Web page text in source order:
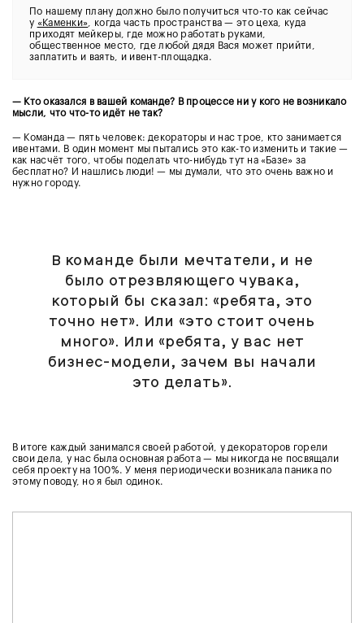
По нашему плану должно было получиться что-то как сейчас
у «Каменки»
, когда часть пространства — это цеха, куда
приходят мейкеры, где можно работать руками,
общественное место, где любой дядя Вася может прийти,
заплатить и ваять, и ивент-площадка.
— Кто оказался в вашей команде? В процессе ни у кого не возникало
мысли, что что-то идёт не так?
— Команда — пять человек: декораторы и нас трое, кто занимается
ивентами. В один момент мы пытались это как-то изменить и такие —
как насчёт того, чтобы поделать что-нибудь тут на «Базе» за
бесплатно? И нашлись люди! — мы думали, что это очень важно и
нужно городу.
В команде были мечтатели, и не
было отрезвляющего чувака,
который бы сказал: «ребята, это
точно нет». Или «это стоит очень
много». Или «ребята, у вас нет
бизнес-модели, зачем вы начали
это делать».
В итоге каждый занимался своей работой, у декораторов горели
свои дела, у нас была основная работа — мы никогда не посвящали
себя проекту на 100%. У меня периодически возникала паника по
этому поводу, но я был одинок.